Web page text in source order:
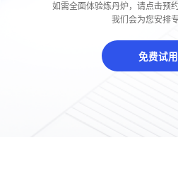
如需全面体验炼丹炉，请点击预
我们会为您安排
免费试用